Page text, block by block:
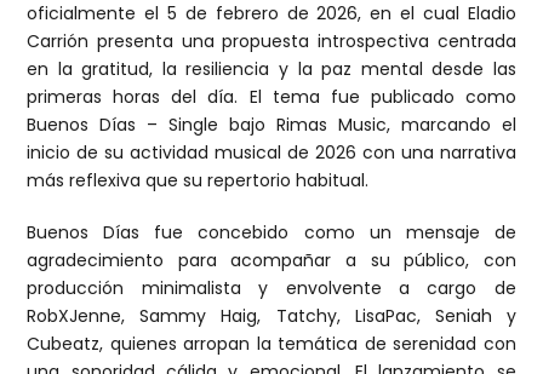
oficialmente el 5 de febrero de 2026, en el cual Eladio
Carrión presenta una propuesta introspectiva centrada
en la gratitud, la resiliencia y la paz mental desde las
primeras horas del día. El tema fue publicado como
Buenos Días – Single bajo Rimas Music, marcando el
inicio de su actividad musical de 2026 con una narrativa
más reflexiva que su repertorio habitual.
Buenos Días fue concebido como un mensaje de
agradecimiento para acompañar a su público, con
producción minimalista y envolvente a cargo de
RobXJenne, Sammy Haig, Tatchy, LisaPac, Seniah y
Cubeatz, quienes arropan la temática de serenidad con